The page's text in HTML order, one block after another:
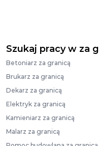
Szukaj pracy w za
Betoniarz za granicą
Brukarz za granicą
Dekarz za granicą
Elektryk za granicą
Kamieniarz za granicą
Malarz za granicą